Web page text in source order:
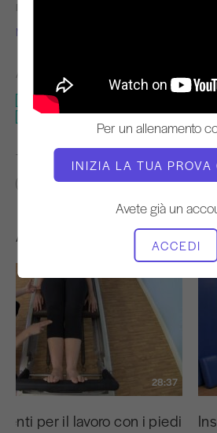
Per un allenamento
INIZIA LA TUA PROVA
Avete già un
ACCEDI
INSEGNANTE
Mejo Wiggin
ATTREZZATURA NECESSARIA
Torre
Cadillac
TROVA CLASSI SIMILI PER
Avanzato
50 - 60 min Torre
Altri allenamenti che potrebbero
28:37
per il lavoro con i piedi